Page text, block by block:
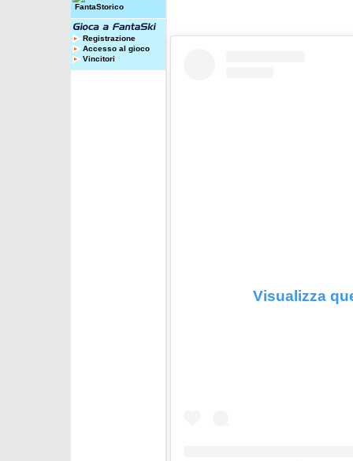
FantaStorico
Registrazione
Accesso al gioco
Vincitori
Visualizza